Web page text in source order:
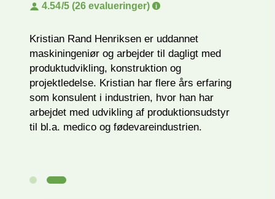
4.54/5 (26 evalueringer)
Kristian Rand Henriksen er uddannet
maskiningeniør og arbejder til dagligt med
produktudvikling, konstruktion og
projektledelse. Kristian har flere års erfaring
som konsulent i industrien, hvor han har
arbejdet med udvikling af produktionsudstyr
til bl.a. medico og fødevareindustrien.